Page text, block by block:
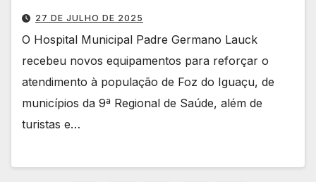
27 DE JULHO DE 2025
O Hospital Municipal Padre Germano Lauck
recebeu novos equipamentos para reforçar o
atendimento à população de Foz do Iguaçu, de
municípios da 9ª Regional de Saúde, além de
turistas e…